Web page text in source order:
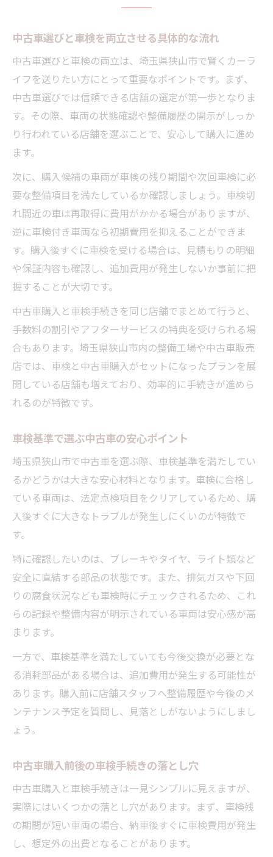
中古車選びと車検を両立させる具体的な流れ
中古車選びと車検の両立は、埼玉県狭山市で賢くカーラ
イフを送りたい方にとって重要なポイントです。まず、
中古車選びでは信頼できる店舗の選定が第一歩となりま
す。その際、車両の状態確認や整備履歴の開示がしっか
り行われている店舗を選ぶことで、安心して購入に進め
ます。
次に、購入候補の車両が車検の残り期間や次回車検に必
要な整備項目を満たしているか確認しましょう。車検切
れ間近の車は再取得に費用がかかる場合がありますが、
逆に車検付き車両なら初期費用を抑えることができま
す。購入後すぐに車検を受ける場合は、見積もりの明細
や保証内容も確認し、追加費用が発生しないか事前に把
握することが大切です。
中古車購入と車検手続きを同じ店舗でまとめて行うと、
手数料の割引やアフターサービスの特典を受けられる場
合もあります。埼玉県狭山市内の整備工場や中古車販売
店では、車検と中古車購入がセットになったプランを展
開している店舗も増えており、効率的に手続きが進めら
れるのが特徴です。
車検基準で選ぶ中古車の安心ポイント
埼玉県狭山市で中古車を選ぶ際、車検基準を満たしてい
るかどうかは大きな安心材料となります。車検に合格し
ている車両は、法定点検項目をクリアしているため、購
入後すぐに大きなトラブルが発生しにくいのが特徴で
す。
特に確認したいのは、ブレーキやタイヤ、ライト類など
安全に直結する部品の状態です。また、排気ガスや下回
りの腐食状況なども車検時にチェックされるため、これ
らの記録や整備内容が明示されている車両は安心感が高
まります。
一方で、車検基準を満たしていても今後交換が必要とな
る消耗部品がある場合は、追加費用が発生する可能性が
あります。購入前に店舗スタッフへ整備履歴や今後のメ
ンテナンス予定を質問し、見落としがないようにしまし
ょう。
中古車購入前後の車検手続きの落とし穴
中古車購入と車検手続きは一見シンプルに見えますが、
実際にはいくつかの落とし穴があります。まず、車検残
の期間が短い車両の場合、納車後すぐに車検費用が発生
し、想定外の出費となることがあります。